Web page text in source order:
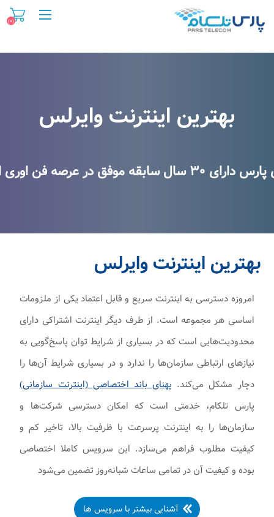
(۰)
بهترین اینترنت وایرلس
بهترین اینترنت وایرلس
عرصه فن اوری اطلاعات و اینترنت
بهترین اینترنت وایرلس
امروزه دسترسی به اینترنت سریع و قابل اعتماد یکی از ملزومات
اساسی هر مجموعه است. از طرف دیگر اینترنت اشتراکی دارای
محدودیت‌هایی است که در بسیاری از شرایط توان پاسخ‌گویی به
نیازهای ارتباطی سازمان‌ها را ندارد و در بسیاری شرایط آن‌ها را
دچار مشکل می‌کند. پهنای باند اختصاصی (اینترنت سازمانی)
پارس تلکام، خدمتی است که امکان دسترسی شرکت‌ها و
سازمان‌ها را به اینترنت پرسرعت با ظرفیت بالا، تاخیر کم و
کیفیت مطلوب فراهم می‌سازد. این سرویس کاملا اختصاصی
بوده و کیفیت آن در تمامی ساعات شبانه‌روز تضمین می‌شود
آشنایی بیشتر با سرویس ها